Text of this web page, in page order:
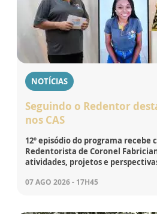
NOTÍCIAS
Seguindo o Redentor
nos CAS
12º episódio do programa recebe
Redentorista de Coronel
atividades, projetos e
07 AGO 2026 - 17H45